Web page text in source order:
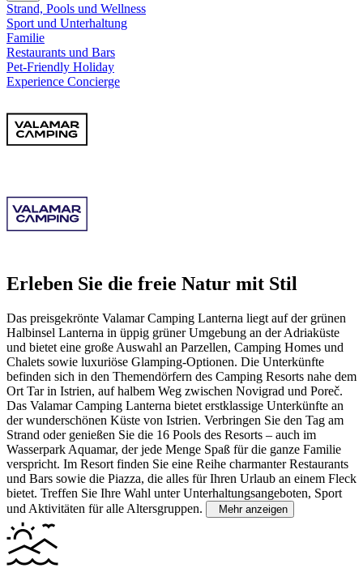
Strand, Pools und Wellness
Sport und Unterhaltung
Familie
Restaurants und Bars
Pet-Friendly Holiday
Experience Concierge
Erleben Sie die freie Natur mit Stil
Das preisgekrönte Valamar Camping Lanterna liegt auf der grünen
Halbinsel Lanterna in üppig grüner Umgebung an der Adriaküste
und bietet eine große Auswahl an Parzellen, Camping Homes und
Chalets sowie luxuriöse Glamping-Optionen. Die Unterkünfte
befinden sich in den Themendörfern des Camping Resorts nahe dem
Ort Tar in Istrien, auf halbem Weg zwischen Novigrad und Poreč.
Das Valamar Camping Lanterna bietet erstklassige Unterkünfte an
der wunderschönen Küste von Istrien. Verbringen Sie den Tag am
Strand oder genießen Sie die 16 Pools des Resorts – auch im
Wasserpark Aquamar, der jede Menge Spaß für die ganze Familie
verspricht. Im Resort finden Sie eine Reihe charmanter Restaurants
und Bars sowie die Piazza, die alles für Ihren Urlaub an einem Fleck
bietet. Treffen Sie Ihre Wahl unter Unterhaltungsangeboten, Sport
und Aktivitäten für alle Altersgruppen.
Mehr anzeigen